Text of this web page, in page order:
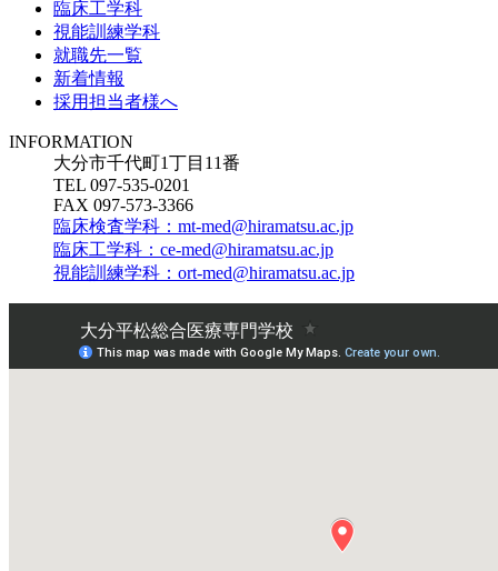
臨床工学科
視能訓練学科
就職先一覧
新着情報
採用担当者様へ
INFORMATION
大分市千代町1丁目11番
TEL 097-535-0201
FAX 097-573-3366
臨床検査学科：mt-med@hiramatsu.ac.jp
臨床工学科：ce-med@hiramatsu.ac.jp
視能訓練学科：ort-med@hiramatsu.ac.jp